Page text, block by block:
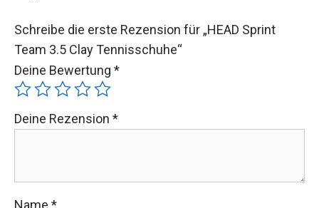
Schreibe die erste Rezension für „HEAD Sprint
Team 3.5 Clay Tennisschuhe“
Deine Bewertung *
Deine Rezension *
Name *